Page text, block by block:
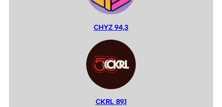
CHYZ 94,3
CKRL 89,1